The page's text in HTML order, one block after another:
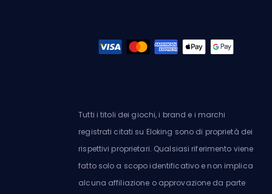
Tutti i titoli dei giochi, i brand e i marchi
registrati citati su Eloking sono di proprietà dei
rispettivi proprietari. Qualsiasi riferimento viene
fatto solo a scopo identificativo e non implica
alcuna affiliazione o approvazione da parte